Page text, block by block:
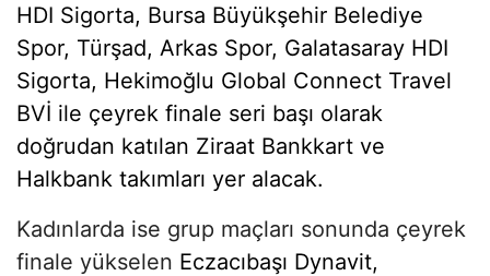
HDI Sigorta, Bursa Büyükşehir Belediye
Spor, Türşad, Arkas Spor, Galatasaray HDI
Sigorta, Hekimoğlu Global Connect Travel
BVİ ile çeyrek finale seri başı olarak
doğrudan katılan Ziraat Bankkart ve
Halkbank takımları yer alacak.
Kadınlarda ise grup maçları sonunda çeyrek
finale yükselen Eczacıbaşı Dynavit,